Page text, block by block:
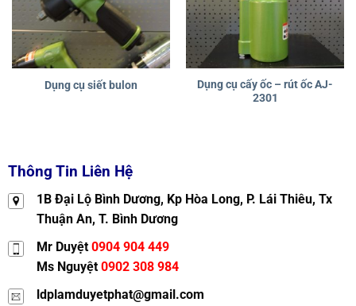
Dụng cụ siết bulon
Dụng cụ cấy ốc – rút ốc AJ-
2301
Thông Tin Liên Hệ
1B Đại Lộ Bình Dương, Kp Hòa Long, P. Lái Thiêu, Tx
Thuận An, T. Bình Dương
Mr Duyệt 0904 904 449
Ms Nguyệt 0902 308 984
ldplamduyetphat@gmail.com